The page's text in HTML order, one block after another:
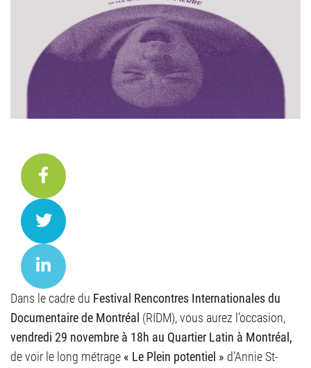
Dans le cadre du Festival Rencontres Internationales du
Documentaire de Montréal (RIDM), vous aurez l’occasion,
vendredi 29 novembre à 18h au Quartier Latin à Montréal,
de voir le long métrage « Le Plein potentiel » d’Annie St-